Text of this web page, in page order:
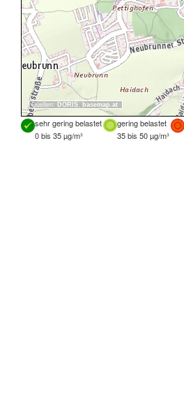
Quellen: DORIS, basemap.at
sehr gering belastet gering belastet
0 bis 35 µg/m³
35 bis 50 µg/m³